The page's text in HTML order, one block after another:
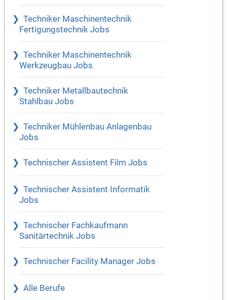
Techniker Maschinentechnik
Fertigungstechnik Jobs
Techniker Maschinentechnik
Werkzeugbau Jobs
Techniker Metallbautechnik
Stahlbau Jobs
Techniker Mühlenbau Anlagenbau
Jobs
Technischer Assistent Film Jobs
Technischer Assistent Informatik
Jobs
Technischer Fachkaufmann
Sanitärtechnik Jobs
Technischer Facility Manager Jobs
Alle Berufe